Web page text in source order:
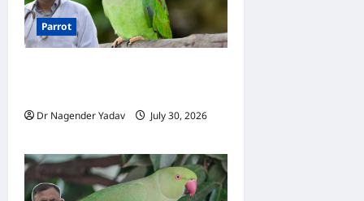
Parrot
Dr Nagender Yadav
July 30, 2026